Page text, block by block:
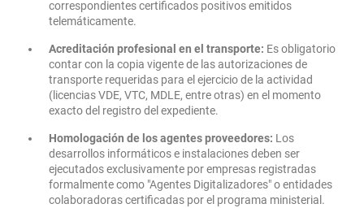
correspondientes certificados positivos emitidos
telemáticamente.
Acreditación profesional en el transporte: Es obligatorio
contar con la copia vigente de las autorizaciones de
transporte requeridas para el ejercicio de la actividad
(licencias VDE, VTC, MDLE, entre otras) en el momento
exacto del registro del expediente.
Homologación de los agentes proveedores: Los
desarrollos informáticos e instalaciones deben ser
ejecutados exclusivamente por empresas registradas
formalmente como "Agentes Digitalizadores" o entidades
colaboradoras certificadas por el programa ministerial.